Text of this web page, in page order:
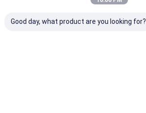
Good day, what product are you looking for?